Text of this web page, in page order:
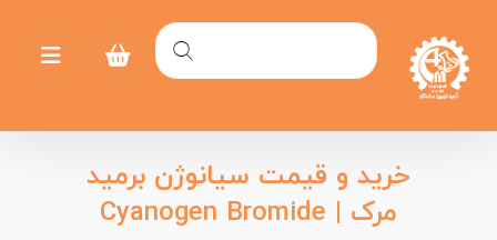
خرید و قیمت سیانوژن برمید
مرک | Cyanogen Bromide